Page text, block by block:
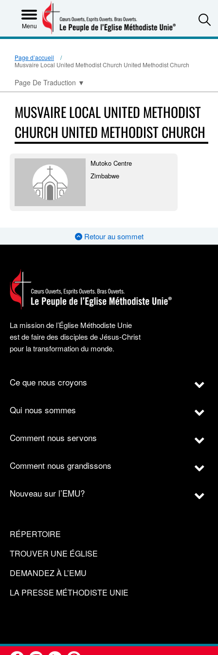
Menu
Page d’accueil
Musvaire Local United Methodist Church United Methodist Church
Page De Traduction ▼
MUSVAIRE LOCAL UNITED METHODIST
CHURCH UNITED METHODIST CHURCH
Mutoko Centre
Zimbabwe
Retour au sommet
La mission de l’Église Méthodiste Unie
est de faire des disciples de Jésus-Christ
pour la transformation du monde.
Ce que nous croyons
Qui nous sommes
Comment nous servons
Comment nous grandissons
Nouveau sur l’EMU?
RÉPERTOIRE
TROUVER UNE ÉGLISE
DEMANDEZ À L’EMU
LA PRESSE MÉTHODISTE UNIE